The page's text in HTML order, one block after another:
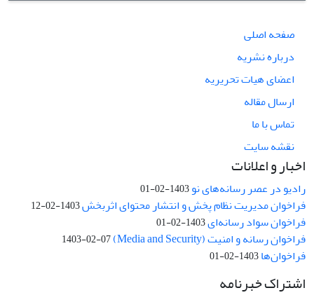
صفحه اصلی
درباره نشریه
اعضای هیات تحریریه
ارسال مقاله
تماس با ما
نقشه سایت
اخبار و اعلانات
رادیو در عصر رسانه‌های نو1403-02-01
فراخوان مدیریت نظام پخش و انتشار محتوای اثربخش1403-02-12
فراخوان سواد رسانه‌ای1403-02-01
فراخوان رسانه و امنیت (Media and Security) 1403-02-07
فراخوان‌ها1403-02-01
اشتراک خبرنامه